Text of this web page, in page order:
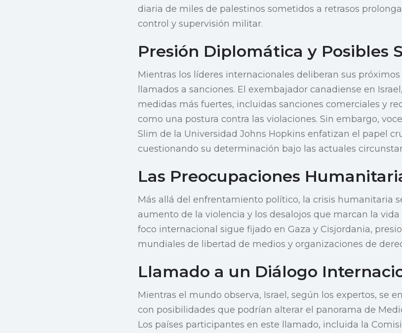
diaria de miles de palestinos sometidos a retrasos
control y supervisión militar.
Presión Diplomática y Posibles
Mientras los líderes internacionales deliberan sus
llamados a sanciones. El exembajador canadiense en
medidas más fuertes, incluidas sanciones comerciales y
como una postura contra las violaciones. Sin embargo,
Slim de la Universidad Johns Hopkins enfatizan el papel
cuestionando su determinación bajo las actuales
Las Preocupaciones
Más allá del enfrentamiento político, la crisis humanitaria
aumento de la violencia y los desalojos que marcan la vida
foco internacional sigue fijado en Gaza y Cisjordania,
mundiales de libertad de medios y organizaciones de
Llamado a un Diálogo
Mientras el mundo observa, Israel, según los expertos, se
con posibilidades que podrían alterar el panorama de
Los países participantes en este llamado, incluida la